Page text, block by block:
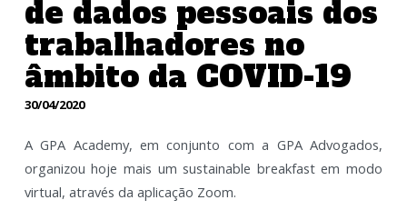
de dados pessoais dos
trabalhadores no
âmbito da COVID-19
30/04/2020
A GPA Academy, em conjunto com a GPA Advogados,
organizou hoje mais um sustainable breakfast em modo
virtual, através da aplicação Zoom.